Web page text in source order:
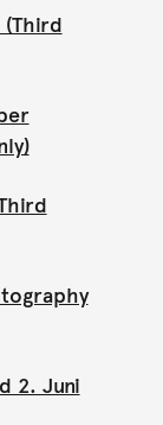
2. Juni